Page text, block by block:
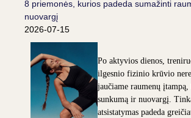
8 priemonės, kurios padeda sumažinti
nuovargį
2026-07-15
Po aktyvios dienos,
ilgesnio fizinio krūvio
jaučiame raumenų
sunkumą ir nuovargį.
atsistatymas padeda